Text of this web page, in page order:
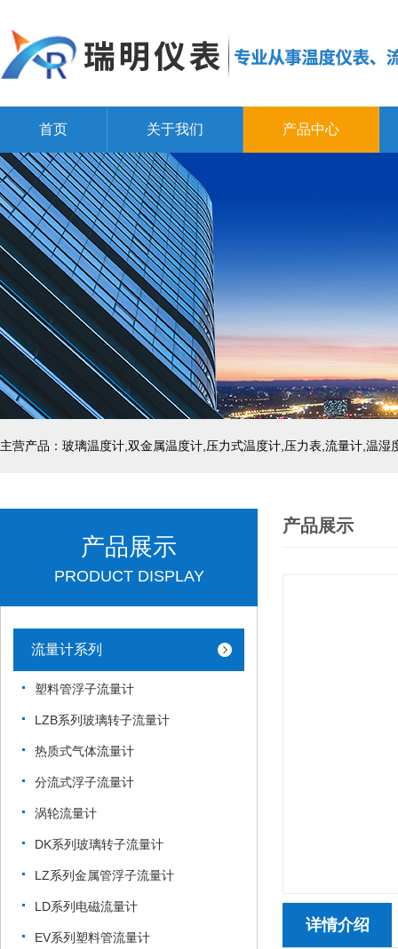
首页 关于我们 产品中心
产品展示
PRODUCT DISPLAY
流量计系列
塑料管浮子流量计
LZB系列玻璃转子流量计
热质式气体流量计
分流式浮子流量计
涡轮流量计
DK系列玻璃转子流量计
LZ系列金属管浮子流量计
LD系列电磁流量计
EV系列塑料管流量计
产品展示
详情介绍